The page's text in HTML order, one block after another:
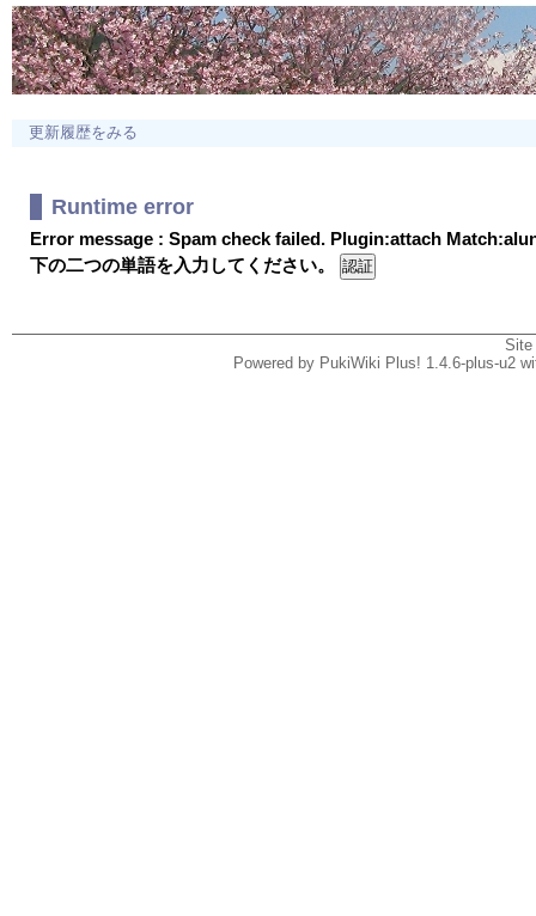
更新履歴をみる
Runtime error
Error message : Spam check failed. Plugin:attach
下の二つの単語を入力してください。
Powered by PukiWiki Plus! 1.4.6-plus-u2